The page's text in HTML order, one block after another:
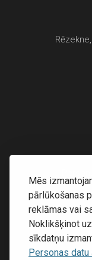
Mēs
pārlūkošanas
reklāmas vai
Noklikšķinot
sīkdatņu
Personas